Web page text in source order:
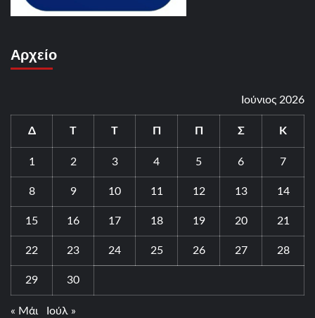
Αρχείο
Ιούνιος 2026
Δ Τ Τ Π Π Σ Κ
1 2 3 4 5 6 7
8 9 10 11 12 13 14
15 16 17 18 19 20 21
22 23 24 25 26 27 28
29 30
« Μάι Ιούλ »